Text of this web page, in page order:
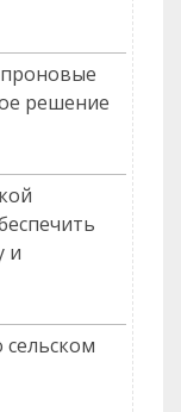
решение
и
сельском